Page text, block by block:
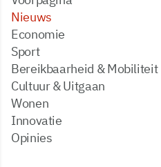
Nieuws
Economie
Sport
Bereikbaarheid & Mobiliteit
Cultuur & Uitgaan
Wonen
Innovatie
Opinies